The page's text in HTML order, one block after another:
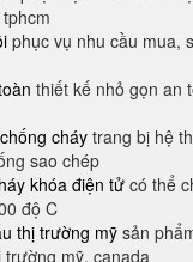
phục vụ nhu cầu mua,
thiết kế nhỏ gọn an
cháy trang bị hệ
sao chép
khóa điện tửcó thể
độ C
thị trường mỹ sản
trường mỹ, canada